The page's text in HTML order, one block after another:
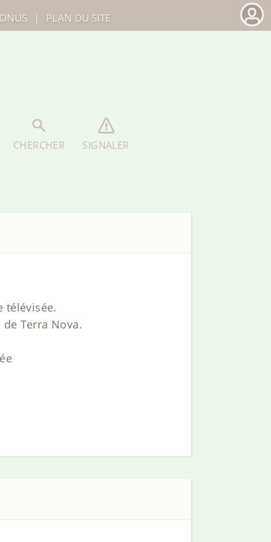
CHERCHER SIGNALER
télévisée.
Terra Nova.
| PLAN DU SITE